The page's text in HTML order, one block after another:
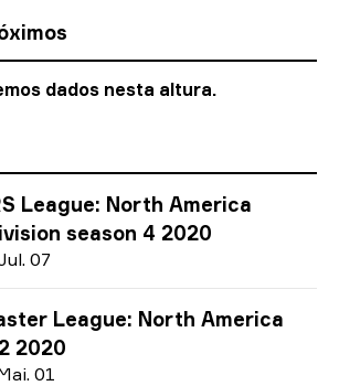
dados nesta altura.
League: North America
season 4 2020
ul. 07
League: North America
2020
ai. 01